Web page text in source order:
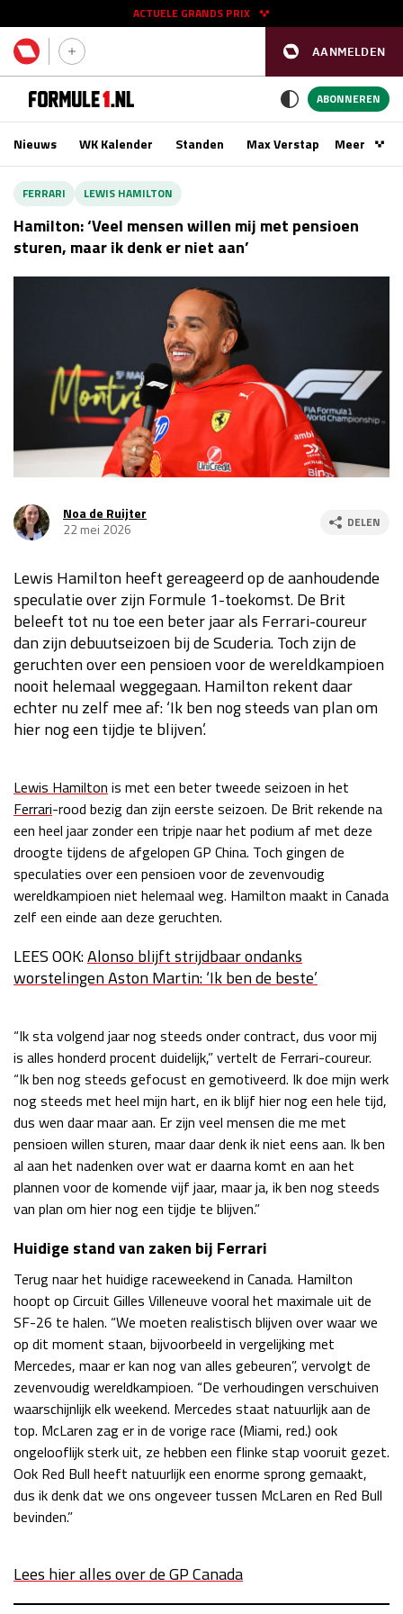
AANMELDEN
ACTUELE GRANDS PRIX
11 - 13 sep
Race
GP AZERBEIDZJAN 2026
Kwalificatie
vr 14:00 - 15:00
Race
za 13:00 - 15:00
Race
zo 14:00 - 16:00
Kwalificatie
za 23:00 - 00:00
Race
zo 21:00 - 23:00
GP MEXICO 2026 30 okt - 01 nov
Kwalificatie
za 22:00 - 23:00
Race
zo 21:00 - 23:00
Kwalificatie
za 19:00 - 20:00
Race
zo 18:00 - 20:00
LAS VEGAS GRAND PRIX 2026 20 - 22 nov
Kwalificatie
za 05:00 - 06:00
Race
zo 05:00 - 07:00
Kwalificatie
za 19:00 - 20:00
Race
zo 17:00 - 19:00
GP ABU DHABI 2026 04 - 06 dec
Race
zo 14:00 - 16:00
ABONNEREN
Nieuws WK Kalender Standen Max VerstappenMeer
FERRARI LEWIS HAMILTON
Hamilton: ‘Veel mensen willen mij met pensioen
sturen, maar ik denk er niet aan’
Noa de Ruijter
22 mei 2026
DELEN
Lewis Hamilton heeft gereageerd op de aanhoudende
speculatie over zijn Formule 1-toekomst. De Brit
beleeft tot nu toe een beter jaar als Ferrari-coureur
dan zijn debuutseizoen bij de Scuderia. Toch zijn de
geruchten over een pensioen voor de wereldkampioen
nooit helemaal weggegaan. Hamilton rekent daar
echter nu zelf mee af: ‘Ik ben nog steeds van plan om
hier nog een tijdje te blijven’.
Lewis Hamilton is met een beter tweede seizoen in het
Ferrari-rood bezig dan zijn eerste seizoen. De Brit rekende na
een heel jaar zonder een tripje naar het podium af met deze
droogte tijdens de afgelopen GP China. Toch gingen de
speculaties over een pensioen voor de zevenvoudig
wereldkampioen niet helemaal weg. Hamilton maakt in Canada
zelf een einde aan deze geruchten.
LEES OOK:Alonso blijft strijdbaar ondanks
worstelingen Aston Martin: ‘Ik ben de beste’
“Ik sta volgend jaar nog steeds onder contract, dus voor mij
is alles honderd procent duidelijk,” vertelt de Ferrari-coureur.
“Ik ben nog steeds gefocust en gemotiveerd. Ik doe mijn werk
nog steeds met heel mijn hart, en ik blijf hier nog een hele tijd,
dus wen daar maar aan. Er zijn veel mensen die me met
pensioen willen sturen, maar daar denk ik niet eens aan. Ik ben
al aan het nadenken over wat er daarna komt en aan het
plannen voor de komende vijf jaar, maar ja, ik ben nog steeds
van plan om hier nog een tijdje te blijven.”
Huidige stand van zaken bij Ferrari
Terug naar het huidige raceweekend in Canada. Hamilton
hoopt op Circuit Gilles Villeneuve vooral het maximale uit de
SF-26 te halen. “We moeten realistisch blijven over waar we
op dit moment staan, bijvoorbeeld in vergelijking met
Mercedes, maar er kan nog van alles gebeuren”, vervolgt de
zevenvoudig wereldkampioen. “De verhoudingen verschuiven
waarschijnlijk elk weekend. Mercedes staat natuurlijk aan de
top. McLaren zag er in de vorige race (Miami, red.) ook
ongelooflijk sterk uit, ze hebben een flinke stap vooruit gezet.
Ook Red Bull heeft natuurlijk een enorme sprong gemaakt,
dus ik denk dat we ons ongeveer tussen McLaren en Red Bull
bevinden.”
Lees hier alles over de GP Canada